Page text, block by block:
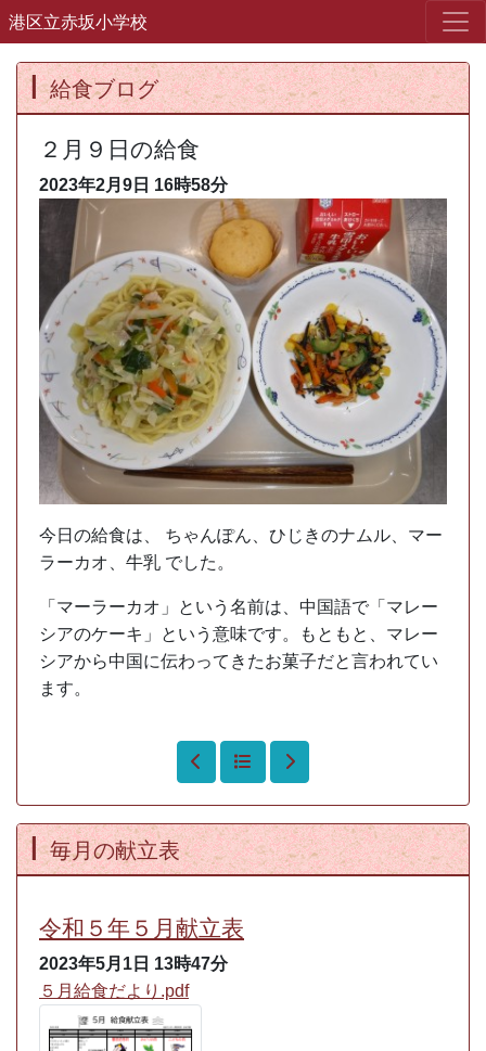
港区立赤坂小学校
給食ブログ
２月９日の給食
2023年2月9日 16時58分
今日の給食は、 ちゃんぽん、ひじきのナムル、マー
ラーカオ、牛乳 でした。
「マーラーカオ」という名前は、中国語で「マレー
シアのケーキ」という意味です。もともと、マレー
シアから中国に伝わってきたお菓子だと言われてい
ます。
毎月の献立表
令和５年５月献立表
2023年5月1日 13時47分
５月給食だより.pdf